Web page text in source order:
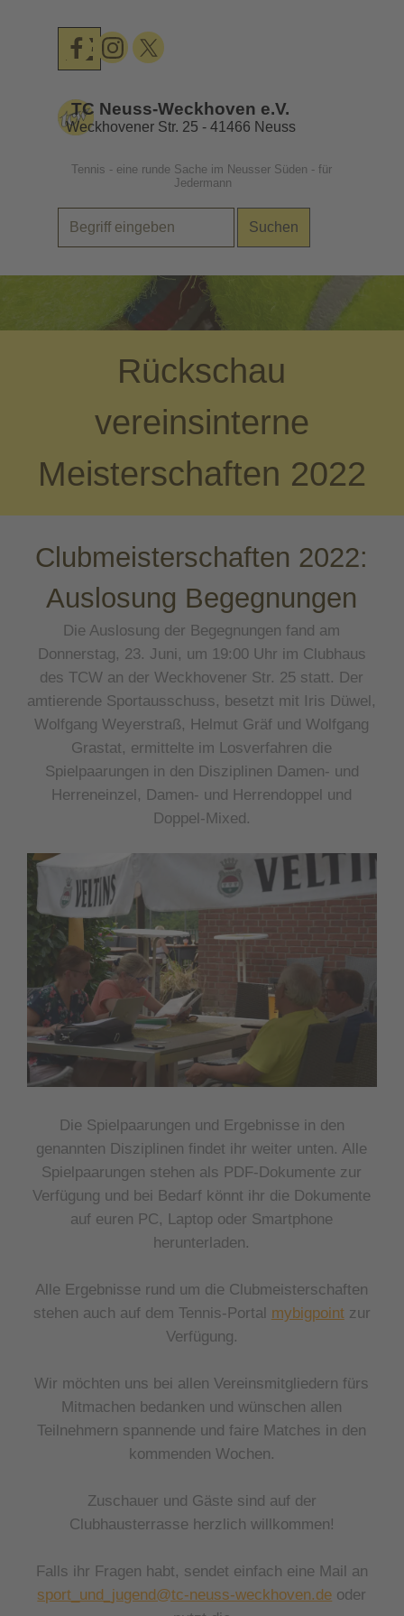
Menü überspringen
TC Neuss-Weckhoven e.V.
Weckhovener Str. 25 - 41466 Neuss
Tennis - eine runde Sache im Neusser Süden - für
Jedermann
Suchen
Rückschau
vereinsinterne
Meisterschaften 2022
Clubmeisterschaften 2022:
Auslosung Begegnungen
Die Auslosung der Begegnungen fand am
Donnerstag, 23. Juni, um 19:00 Uhr im Clubhaus
des TCW an der Weckhovener Str. 25 statt. Der
amtierende Sportausschuss, besetzt mit Iris Düwel,
Wolfgang Weyerstraß, Helmut Gräf und Wolfgang
Grastat, ermittelte im Losverfahren die
Spielpaarungen in den Disziplinen Damen- und
Herreneinzel, Damen- und Herrendoppel und
Doppel-Mixed.
Die Spielpaarungen und Ergebnisse in den
genannten Disziplinen findet ihr weiter unten. Alle
Spielpaarungen stehen als PDF-Dokumente zur
Verfügung und bei Bedarf könnt ihr die Dokumente
auf euren PC, Laptop oder Smartphone
herunterladen.
Alle Ergebnisse rund um die Clubmeisterschaften
stehen auch auf dem Tennis-Portal mybigpointzur
Verfügung.
Wir möchten uns bei allen Vereinsmitgliedern fürs
Mitmachen bedanken und wünschen allen
Teilnehmern spannende und faire Matches in den
kommenden Wochen.
Zuschauer und Gäste sind auf der
Clubhausterrasse herzlich willkommen!
Falls ihr Fragen habt, sendet einfach eine Mail an
sport_und_jugend@tc-neuss-weckhoven.de oder